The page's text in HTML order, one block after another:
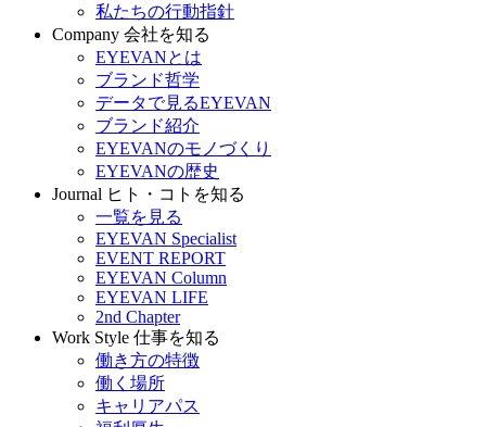
私たちの行動指針
Company 会社を知る
EYEVANとは
ブランド哲学
データで見るEYEVAN
ブランド紹介
EYEVANのモノづくり
EYEVANの歴史
Journal ヒト・コトを知る
一覧を見る
EYEVAN Specialist
EVENT REPORT
EYEVAN Column
EYEVAN LIFE
2nd Chapter
Work Style 仕事を知る
働き方の特徴
働く場所
キャリアパス